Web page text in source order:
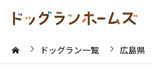
ドッグラン一覧 広島県